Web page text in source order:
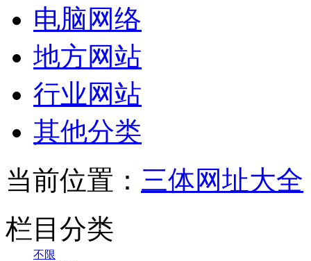
电脑网络
地方网站
行业网站
其他分类
当前位置： 三体网址大全
栏目分类
不限